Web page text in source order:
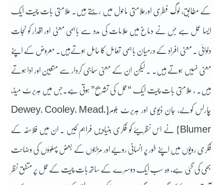
کے مطابق، لوگ فطری اورعلامتی ماحول میں رہتے ہیں. علامتی بات چیت ایک
ایسا عمل ہے جس نے دماغ میں علامات کی مدد سے باہمی معنی اور اقدار کو نجات
دلوائی . معنی افراد کے درمیان باہمی تعامل کا حامل ہوتےہیں. معروض کے اپنے
معنی نہیں ہوتے ہیں۔ . لیکن ان کے معنی سماجی کردار سے متعیّن اور ادا ہوتے
ہیں. ، علامتی بات چیت ایک “عمل کی تشریح” ہوتی ہے.جس میں ہربرٹ میڈ،
چارلس کولے، جان ڈیوی اور ہربرٹ بلومر{Dewey، Cooley، Mead،
Blumer} نے اس نظریئے کو فکری بنیادیں فراہم کیں ۔ ان میں فلاسفہ کے
فکری رویوّں میں اپنے طور پر انسانی رویے اور مزاجوں کے بعض پہلوؤں کی وضاحت
بھی کی گئی ہے، وہ سب ایک دوسرے کے ساتھ بات چیت کےعمل پر متفق نظر